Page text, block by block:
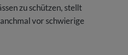
zu schützen, stellt
vor schwierige